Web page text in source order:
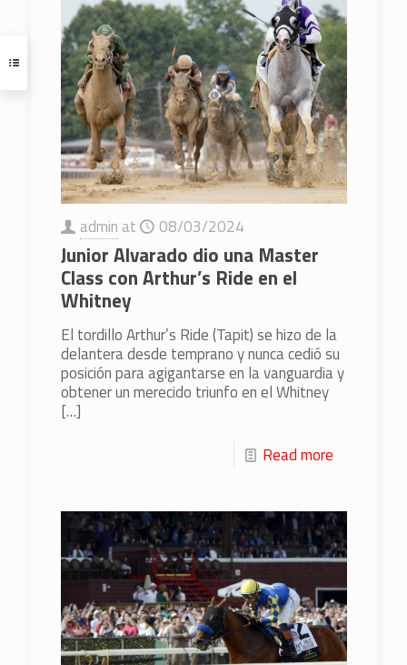
admin at 08/03/2024
Junior Alvarado dio una Master
Class con Arthur’s Ride en el
Whitney
El tordillo Arthur’s Ride (Tapit) se hizo de la
delantera desde temprano y nunca cedió su
posición para agigantarse en la vanguardia y
obtener un merecido triunfo en el Whitney
[…]
Read more